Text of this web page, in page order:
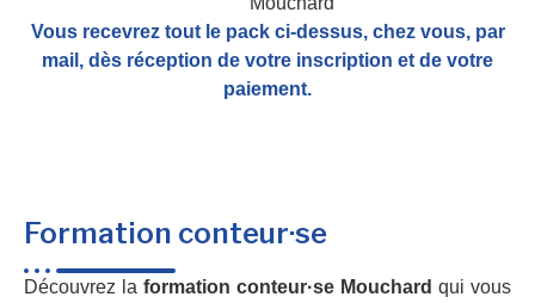
Vous recevrez tout le pack ci-dessus, chez vous, par
mail, dès réception de votre inscription et de votre
paiement.
Formation conteur·se
Découvrez la formation conteur·se Mouchard qui vous